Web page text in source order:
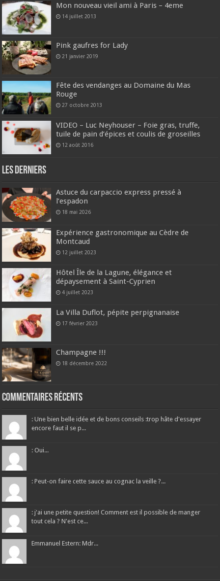
Mon nouveau vieil ami à Paris – 4eme
14 juillet 2013
Pink gaufres for Lady
21 janvier 2019
Fête des vendanges au Domaine du Mas
Rouge
27 octobre 2013
VIDEO – Luc Neyhouser – Foie gras, truffe,
tuile de pain d’épices et coulis de groseilles
12 août 2016
Les derniers
Astuce du carpaccio express pressé à
l’espadon
18 mai 2026
Expérience gastronomique au Cèdre de
Montcaud
12 juillet 2023
Hôtel Île de la Lagune, élégance et
dépaysement à Saint-Cyprien
4 juillet 2023
La Villa Duflot, pépite perpignanaise
17 février 2023
Champagne !!!
18 décembre 2022
Commentaires récents
: Une bien belle idée et de bons conseils :trop hâte d'essayer
encore faut il se p...
: Oui...
: Peut-on faire cette sauce au cognac la veille ?...
: j'ai une petite question! Comment est il possible de manger
tout cela ? N'est ce...
Emmanuel Estern: Mdr...